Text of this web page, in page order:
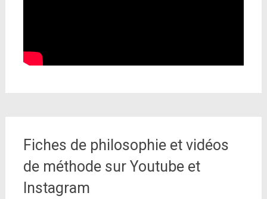
Fiches de philosophie et vidéos
de méthode sur Youtube et
Instagram